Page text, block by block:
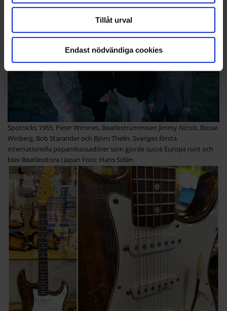
Tillåt urval
Endast nödvändiga cookies
Spotnicks 1965. Peter Winsnes, Beatlestrummisen Jimmy Nicols, Bosse
Winberg, Bob Starander och Björn Thelin. Sveriges första
internationella popambassadörer som gjorde succé Europa runt och
blev Beatlesstora i Japan Foto: Hans Sidén